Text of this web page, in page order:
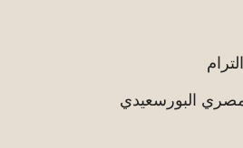
البورسعيدي